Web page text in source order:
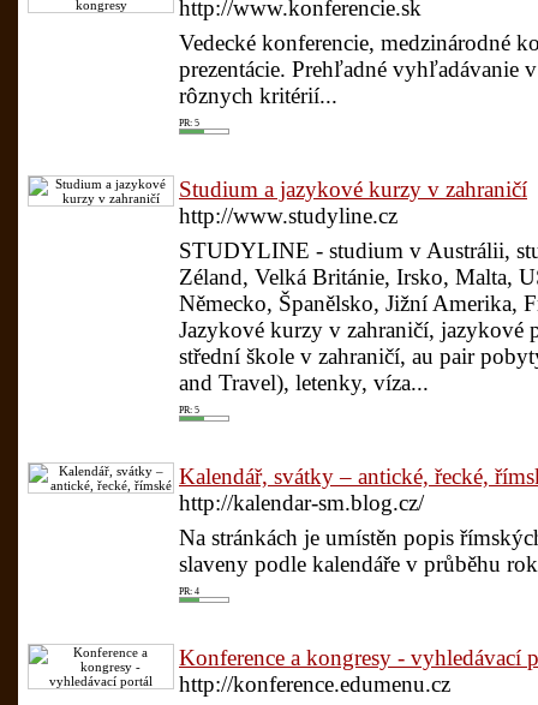
http://www.konferencie.sk
Vedecké konferencie, medzinárodné
prezentácie. Prehľadné vyhľadávanie
rôznych kritérií...
PR: 5
Studium a jazykové kurzy v zahraničí
http://www.studyline.cz
STUDYLINE - studium v Austrálii,
Zéland, Velká Británie, Irsko, Malta,
Německo, Španělsko, Jižní Amerika,
Jazykové kurzy v zahraničí, jazykové
střední škole v zahraničí, au pair
and Travel), letenky, víza...
PR: 5
Kalendář, svátky – antické, řecké,
http://kalendar-sm.blog.cz/
Na stránkách je umístěn popis
slaveny podle kalendáře v průběhu
PR: 4
Konference a kongresy - vyhledávací
http://konference.edumenu.cz